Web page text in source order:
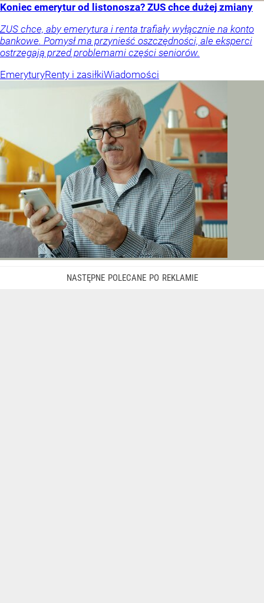
Koniec emerytur od listonosza? ZUS chce dużej zmiany
ZUS chce, aby emerytura i renta trafiały wyłącznie na konto
bankowe. Pomysł ma przynieść oszczędności, ale eksperci
ostrzegają przed problemami części seniorów.
EmeryturyRenty i zasiłkiWiadomości